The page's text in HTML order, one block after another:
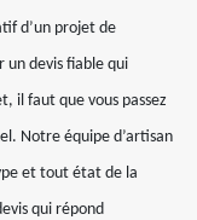
d’un projet de
devis fiable qui
il faut que vous passez
Notre équipe d’artisan
et tout état de la
qui répond